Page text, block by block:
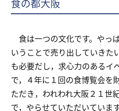
食の都大阪
食は一つの文化です。やっ
いうことで売り出していきた
も必要だし，求心力のあるイ
で，４年に１回の食博覧会を
ただき，われわれ大阪２１世
で，やらせていただいていま